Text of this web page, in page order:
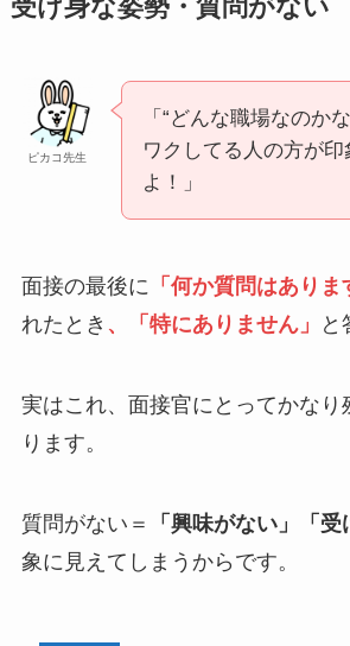
受け身な姿勢・質問がない
ピカコ先生
「“どんな職場なのか
ワクしてる人の方が
よ！」
面接の最後に 「何か質問はありま
れたとき 、「特にありません」 と
実はこれ、面接官にとってかなり
ります。
質問がない＝ 「興味がない」「受
象に見えてしまうからです。